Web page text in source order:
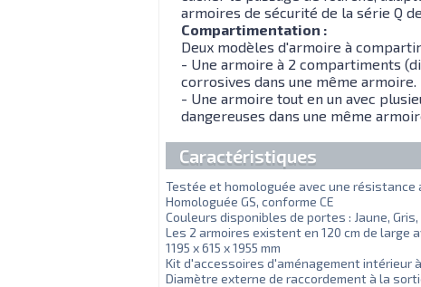
armoires de sécurité de la série Q
Compartimentation :
Deux modèles d'armoire à
- Une armoire à 2 compartiments
corrosives dans une même armoire.
- Une armoire tout en un avec
dangereuses dans une même
Caractéristiques
Testée et homologuée avec une
Homologuée GS, conforme CE
Couleurs disponibles de portes : Jaune,
Les 2 armoires existent en 120 cm de large
1195 x 615 x 1955 mm
Kit d'accessoires d'aménagement intérieur
Diamètre externe de raccordement à la